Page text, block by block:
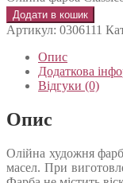
Додати в кошик
Артикул: 0306111
Опис
Додаткова
Відгуки (0)
Опис
Олійна художня
масел. При